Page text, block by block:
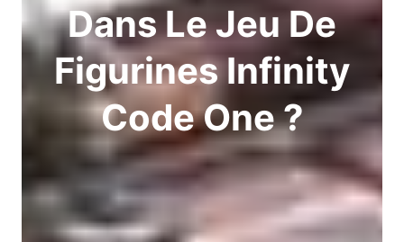
Dans Le Jeu De
Figurines Infinity
Code One ?